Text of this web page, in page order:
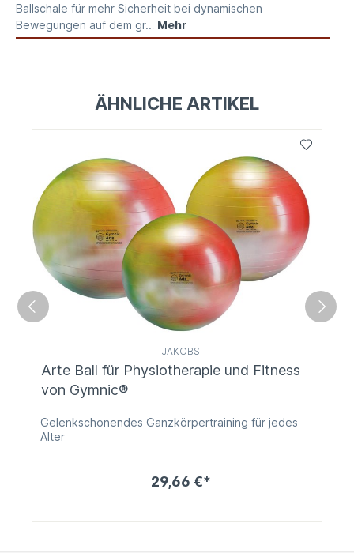
Ballschale für mehr Sicherheit bei dynamischen
Bewegungen auf dem gr… Mehr
ÄHNLICHE ARTIKEL
JAKOBS
Arte Ball für Physiotherapie und Fitness
von Gymnic®
Gelenkschonendes Ganzkörpertraining für jedes
Alter
29,66 €*